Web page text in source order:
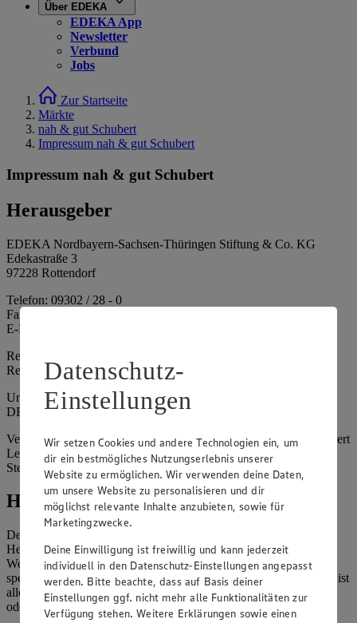
Über EDEKA
EDEKA App
Newsletter
Verbund
Jobs
Zur Startseite
Märkte
nah & gut Schubert
Impressum nah & gut Schubert
Impressum nah & gut Schubert
Herausgeber
EDEKA Nordbayern-Sachsen-Thüringen Stiftung & Co. KG
Edekastraße 3
97228 Rottendorf
Telefon: 09302 / 28 - 0
Fax: 09302 / 28 - 214
E-Mail: info@edeka.de
Registergericht: Amtsgericht Würzburg
Registernummer: HRA 6164
Umsatzsteuer-Identifikationsnummer gem. § 27a UStG:
DE261968694
Vertretungsberechtigte: Sebastian Kohrmann (Geschäftsführer), Gert
Lehmann (Geschäftsführer), Christian Remy (Geschäftsführer),
Stefan Legat (Vorstandsvorsitzender)
Hinweise
Der Inhalt dieser Website ist urheberrechtlich geschützt. Der
Herausgeber gewährt Ihnen jedoch das Recht, den auf dieser
Website bereitgestellten Text ganz oder ausschnittsweise zu
speichern und zu vervielfältigen. Aus Gründen des Urheberrechts ist
allerdings die Speicherung und Vervielfältigung von Bildmaterial
oder Grafiken aus dieser Website nicht gestattet.
Datenschutz-
Einstellungen
Wir setzen Cookies und andere Technologien ein, um
dir ein bestmögliches Nutzungserlebnis unserer
Website zu ermöglichen. Wir verwenden deine Daten,
um unsere Website zu personalisieren und dir
möglichst relevante Inhalte anzubieten, sowie für
Marketingzwecke.
Deine Einwilligung ist freiwillig und kann jederzeit
individuell in den Datenschutz-Einstellungen angepasst
werden. Bitte beachte, dass auf Basis deiner
Einstellungen ggf. nicht mehr alle Funktionalitäten zur
Verfügung stehen. Weitere Erklärungen sowie einen